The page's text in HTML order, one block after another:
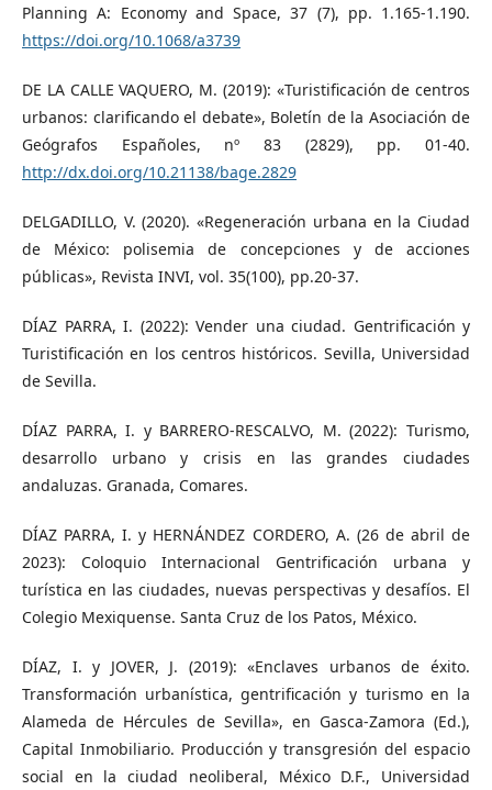
Planning A: Economy and Space, 37 (7), pp. 1.165-1.190.
https://doi.org/10.1068/a3739
DE LA CALLE VAQUERO, M. (2019): «Turistificación de centros
urbanos: clarificando el debate», Boletín de la Asociación de
Geógrafos Españoles, nº 83 (2829), pp. 01-40.
http://dx.doi.org/10.21138/bage.2829
DELGADILLO, V. (2020). «Regeneración urbana en la Ciudad
de México: polisemia de concepciones y de acciones
públicas», Revista INVI, vol. 35(100), pp.20-37.
DÍAZ PARRA, I. (2022): Vender una ciudad. Gentrificación y
Turistificación en los centros históricos. Sevilla, Universidad
de Sevilla.
DÍAZ PARRA, I. y BARRERO-RESCALVO, M. (2022): Turismo,
desarrollo urbano y crisis en las grandes ciudades
andaluzas. Granada, Comares.
DÍAZ PARRA, I. y HERNÁNDEZ CORDERO, A. (26 de abril de
2023): Coloquio Internacional Gentrificación urbana y
turística en las ciudades, nuevas perspectivas y desafíos. El
Colegio Mexiquense. Santa Cruz de los Patos, México.
DÍAZ, I. y JOVER, J. (2019): «Enclaves urbanos de éxito.
Transformación urbanística, gentrificación y turismo en la
Alameda de Hércules de Sevilla», en Gasca-Zamora (Ed.),
Capital Inmobiliario. Producción y transgresión del espacio
social en la ciudad neoliberal, México D.F., Universidad